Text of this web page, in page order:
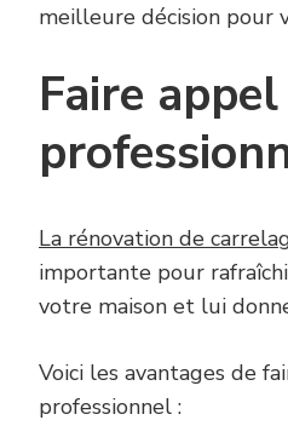
meilleure décision pour
Faire
La rénovation de
importante pour
votre maison et lui
Voici les avantages de
professionnel :